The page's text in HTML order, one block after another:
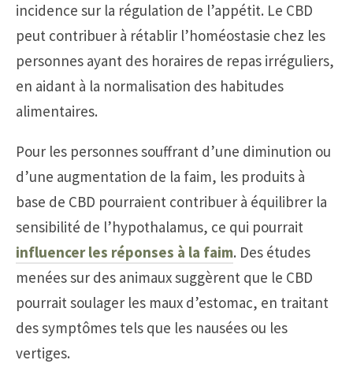
incidence sur la régulation de l’appétit. Le CBD
peut contribuer à rétablir l’homéostasie chez les
personnes ayant des horaires de repas irréguliers,
en aidant à la normalisation des habitudes
alimentaires.
Pour les personnes souffrant d’une diminution ou
d’une augmentation de la faim, les produits à
base de CBD pourraient contribuer à équilibrer la
sensibilité de l’hypothalamus, ce qui pourrait
influencer les réponses à la faim. Des études
menées sur des animaux suggèrent que le CBD
pourrait soulager les maux d’estomac, en traitant
des symptômes tels que les nausées ou les
vertiges.